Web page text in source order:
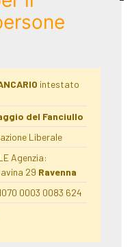
intestato
del Fanciullo
Liberale
Agenzia:
29 Ravenna
0003 0083 624